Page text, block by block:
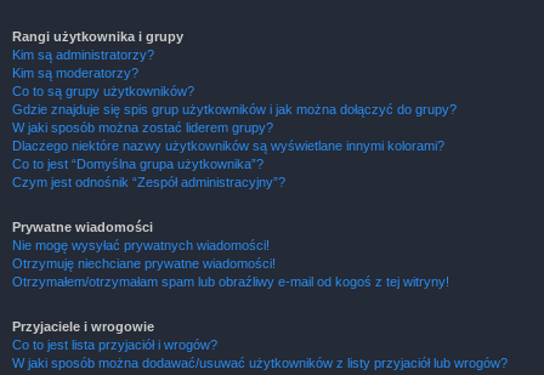
Rangi użytkownika i grupy
Kim są administratorzy?
Kim są moderatorzy?
Co to są grupy użytkowników?
Gdzie znajduje się spis grup użytkowników i jak można dołączyć do grupy?
W jaki sposób można zostać liderem grupy?
Dlaczego niektóre nazwy użytkowników są wyświetlane innymi kolorami?
Co to jest “Domyślna grupa użytkownika”?
Czym jest odnośnik “Zespół administracyjny”?
Prywatne wiadomości
Nie mogę wysyłać prywatnych wiadomości!
Otrzymuję niechciane prywatne wiadomości!
Otrzymałem/otrzymałam spam lub obraźliwy e-mail od kogoś z tej witryny!
Przyjaciele i wrogowie
Co to jest lista przyjaciół i wrogów?
W jaki sposób można dodawać/usuwać użytkowników z listy przyjaciół lub wrogów?